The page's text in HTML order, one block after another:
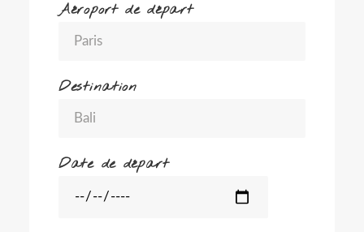
Aéroport de départ
Destination
Date de départ